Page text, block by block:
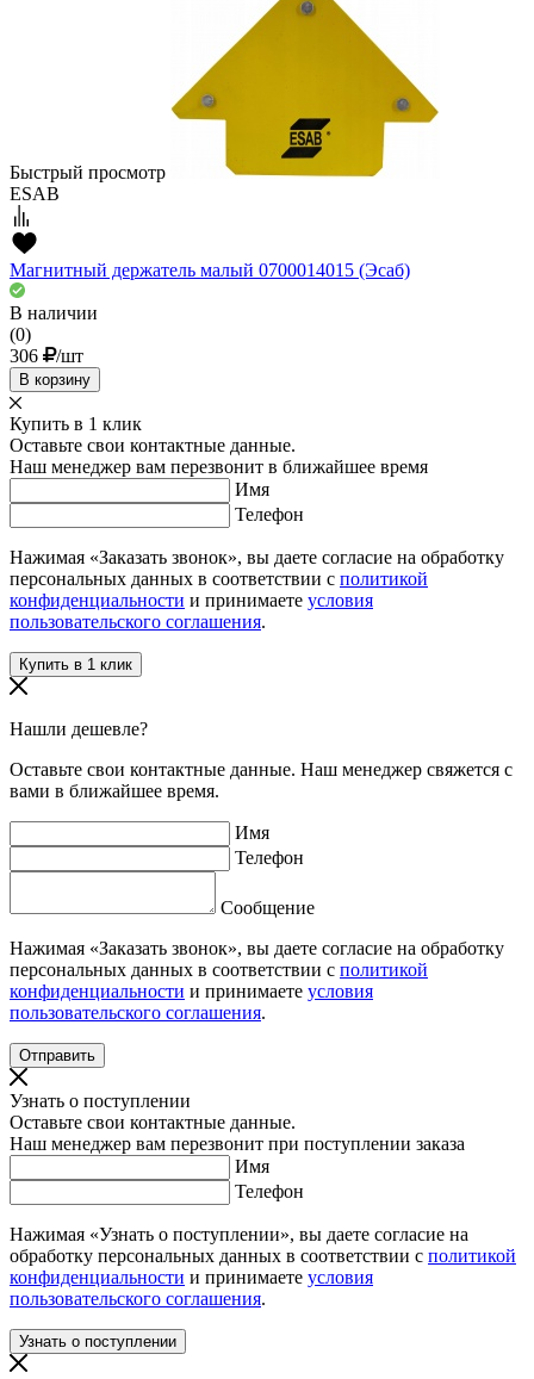
Быстрый просмотр
ESAB
Магнитный держатель малый 0700014015 (Эсаб)
В наличии
(0)
306
/шт
В корзину
Купить в 1 клик
Оставьте свои контактные данные.
Наш менеджер вам перезвонит в ближайшее время
Имя
Телефон
Нажимая «Заказать звонок», вы даете согласие на обработку
персональных данных в соответствии с политикой
конфиденциальности и принимаете условия
пользовательского соглашения.
Нашли дешевле?
Оставьте свои контактные данные. Наш менеджер свяжется с
вами в ближайшее время.
Имя
Телефон
Сообщение
Нажимая «Заказать звонок», вы даете согласие на обработку
персональных данных в соответствии с политикой
конфиденциальности и принимаете условия
пользовательского соглашения.
Узнать о поступлении
Оставьте свои контактные данные.
Наш менеджер вам перезвонит при поступлении заказа
Имя
Телефон
Нажимая «Узнать о поступлении», вы даете согласие на
обработку персональных данных в соответствии с политикой
конфиденциальности и принимаете условия
пользовательского соглашения.